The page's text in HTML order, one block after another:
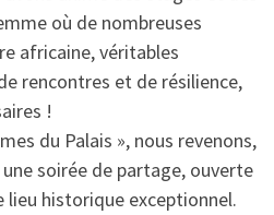
où de nombreuses
africaine, véritables
rencontres et de résilience,
!
du Palais », nous revenons,
soirée de partage, ouverte
historique exceptionnel.